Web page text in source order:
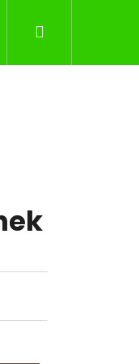
Nákupní